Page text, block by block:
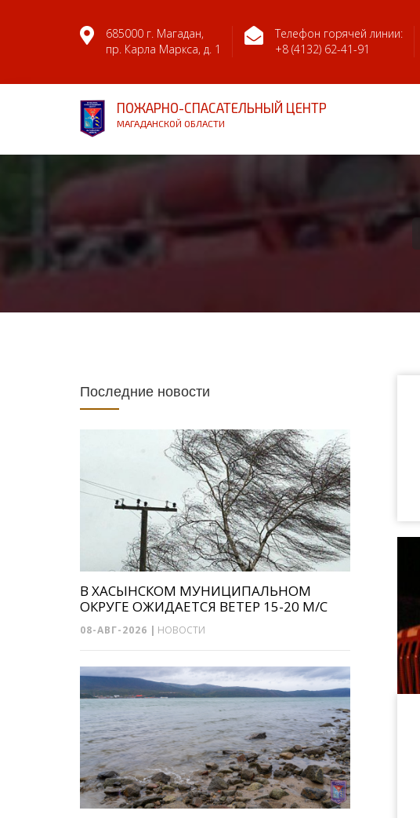
685000 г. Магадан,
пр. Карла Маркса, д. 1
Телефон горячей линии:
+8 (4132) 62-41-91
ПОЖАРНО-СПАСАТЕЛЬНЫЙ ЦЕНТР
МАГАДАНСКОЙ ОБЛАСТИ
Последние новости
В ХАСЫНСКОМ МУНИЦИПАЛЬНОМ
ОКРУГЕ ОЖИДАЕТСЯ ВЕТЕР 15-20 М/С
08-АВГ-2026 | НОВОСТИ